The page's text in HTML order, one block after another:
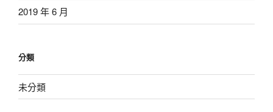
2019 年 6 月
分類
未分類